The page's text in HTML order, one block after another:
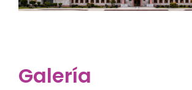
Galería